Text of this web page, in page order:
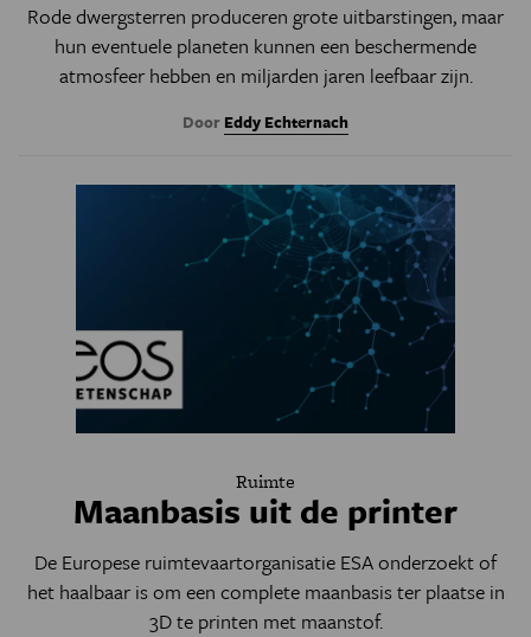
Rode dwergsterren produceren grote uitbarstingen, maar
hun eventuele planeten kunnen een beschermende
atmosfeer hebben en miljarden jaren leefbaar zijn.
Door Eddy Echternach
Ruimte
Maanbasis uit de printer
De Europese ruimtevaartorganisatie ESA onderzoekt of
het haalbaar is om een complete maanbasis ter plaatse in
3D te printen met maanstof.